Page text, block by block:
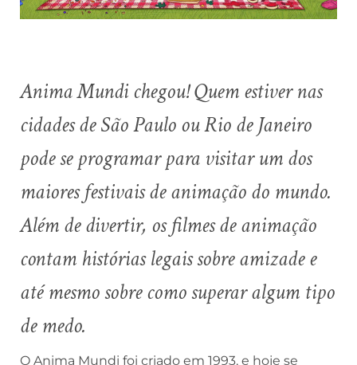
Anima Mundi chegou! Quem estiver nas
cidades de São Paulo ou Rio de Janeiro
pode se programar para visitar um dos
maiores festivais de animação do mundo.
Além de divertir, os filmes de animação
contam histórias legais sobre amizade e
até mesmo sobre como superar algum tipo
de medo.
O Anima Mundi foi criado em 1993, e hoje se